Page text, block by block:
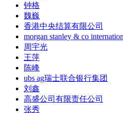
钟格
魏巍
香港中央结算有限公司
morgan stanley & co
周宇光
王萍
陈峰
ubs ag瑞士联合银行集团
刘鑫
高盛公司有限责任公司
张秀